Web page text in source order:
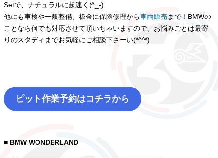
Setで、ナチュラルに超速く(^_-)
他にも車検や一般整備、板金に保険修理から車両販売 まで！BMWの
ことなら何でも対応させて頂いちゃいますので、お悩みごとは最寄
りのスタディまでお気軽にご相談下さーい(*^^*)
ピット作業予約はコチラから
■ BMW WONDERLAND